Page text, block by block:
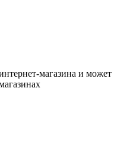
магазина и может